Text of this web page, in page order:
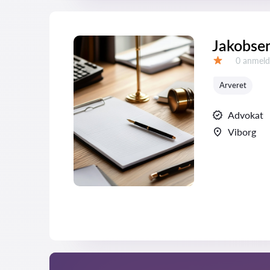
0
Arveret
Advokat
Viborg